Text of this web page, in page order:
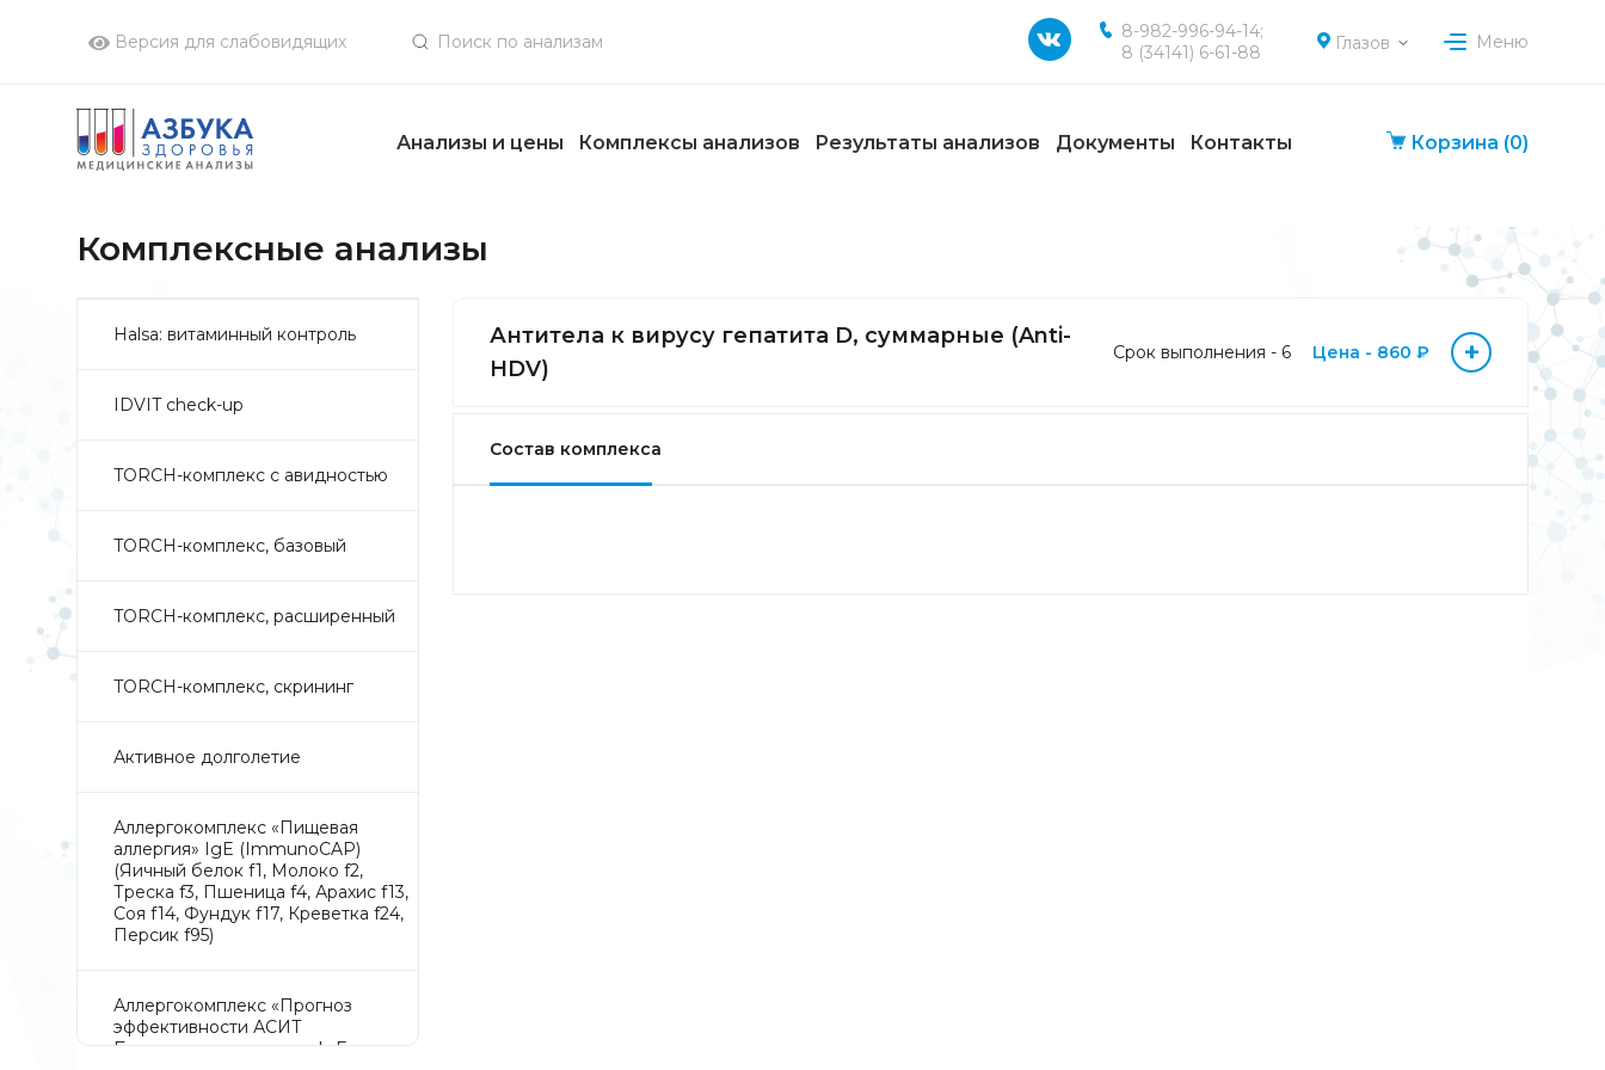
Версия для слабовидящих
8-982-996-94-14;
8 (34141) 6-61-88
Глазов Меню
Анализы и цены Комплексы анализов Результаты анализов Документы Контакты Корзина (0)
Комплексные анализы
Halsa: витаминный контроль
IDVIT check-up
TORCH-комплекс с авидностью
TORCH-комплекс, базовый
TORCH-комплекс, расширенный
TORCH-комплекс, скрининг
Активное долголетие
Аллергокомплекс «Пищевая
аллергия» IgE (ImmunoCAP)
(Яичный белок f1, Молоко f2,
Треска f3, Пшеница f4, Арахис f13,
Соя f14, Фундук f17, Креветка f24,
Персик f95)
Аллергокомплекс «Прогноз
эффективности АСИТ
Букоцветные деревья» IgE
Антитела к вирусу гепатита D, суммарные (Anti-
HDV)
Срок выполнения - 6 Цена - 860 ₽ +
Состав комплекса